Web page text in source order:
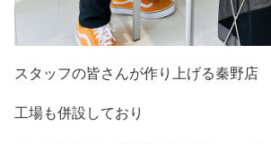
スタッフの皆さんが作り上げる秦野店
工場も併設しており